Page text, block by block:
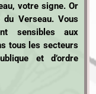
votre signe. Or
Verseau. Vous
sensibles aux
tous les secteurs
et d’ordre